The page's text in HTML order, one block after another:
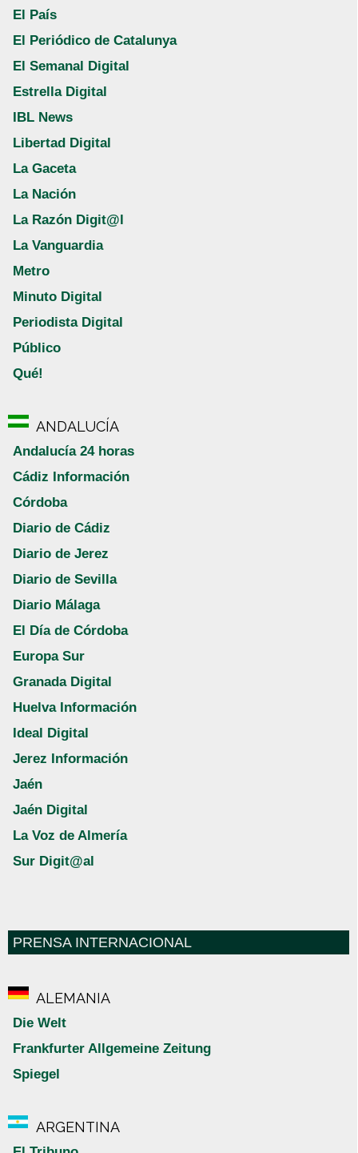
El País
El Periódico de Catalunya
El Semanal Digital
Estrella Digital
IBL News
Libertad Digital
La Gaceta
La Nación
La Razón Digit@l
La Vanguardia
Metro
Minuto Digital
Periodista Digital
Público
Qué!
ANDALUCÍA
Andalucía 24 horas
Cádiz Información
Córdoba
Diario de Cádiz
Diario de Jerez
Diario de Sevilla
Diario Málaga
El Día de Córdoba
Europa Sur
Granada Digital
Huelva Información
Ideal Digital
Jerez Información
Jaén
Jaén Digital
La Voz de Almería
Sur Digit@al
PRENSA INTERNACIONAL
ALEMANIA
Die Welt
Frankfurter Allgemeine Zeitung
Spiegel
ARGENTINA